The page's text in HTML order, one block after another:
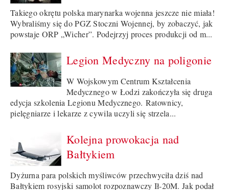
Takiego okrętu polska marynarka wojenna jeszcze nie miała!
Wybraliśmy się do PGZ Stoczni Wojennej, by zobaczyć, jak
powstaje ORP „Wicher”. Podejrzyj proces produkcji od m...
Legion Medyczny na poligonie
W Wojskowym Centrum Kształcenia
Medycznego w Łodzi zakończyła się druga
edycja szkolenia Legionu Medycznego. Ratownicy,
pielęgniarze i lekarze z cywila uczyli się strzela...
Kolejna prowokacja nad
Bałtykiem
Dyżurna para polskich myśliwców przechwyciła dziś nad
Bałtykiem rosyjski samolot rozpoznawczy Ił-20M. Jak podał